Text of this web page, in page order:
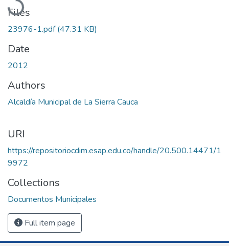
Files
23976-1.pdf(47.31 KB)
Date
2012
Authors
Alcaldía Municipal de La Sierra Cauca
URI
https://repositoriocdim.esap.edu.co/handle/20.500.14471/1
9972
Collections
Documentos Municipales
Full item page